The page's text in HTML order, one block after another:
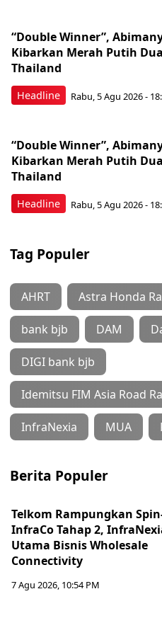
Headline
“Double Winner”,
Kibarkan Merah Putih
Thailand
Rabu, 5 Agu 2026 -
Headline
“Double Winner”,
Kibarkan Merah Putih
Thailand
Rabu, 5 Agu 2026 -
Tag Populer
AHRT Astra Honda
bank bjb DAM
DIGI bank bjb
Idemitsu FIM Asia Road
InfraNexia MUA
Berita Populer
Telkom Rampungkan
InfraCo Tahap 2,
Utama Bisnis Wholesale
Connectivity
7 Agu 2026, 10:54 PM